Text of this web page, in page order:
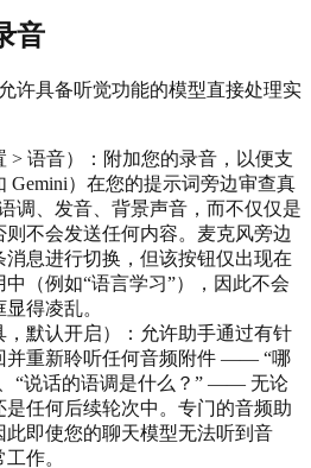
音
许具备听觉功能的模型直接处理实
> 语音）：附加您的录音，以便支
Gemini）在您的提示词旁边审查真
、发音、背景声音，而不仅仅是
不会发送任何内容。麦克风旁边
消息进行切换，但该按钮仅出现在
（例如“语言学习”），因此不会
得凌乱。
，默认开启）：允许助手通过有针
并重新聆听任何音频附件 —— “哪
“说话的语调是什么？” —— 无论
是任何后续轮次中。专门的音频助
此即使您的聊天模型无法听到音
作。